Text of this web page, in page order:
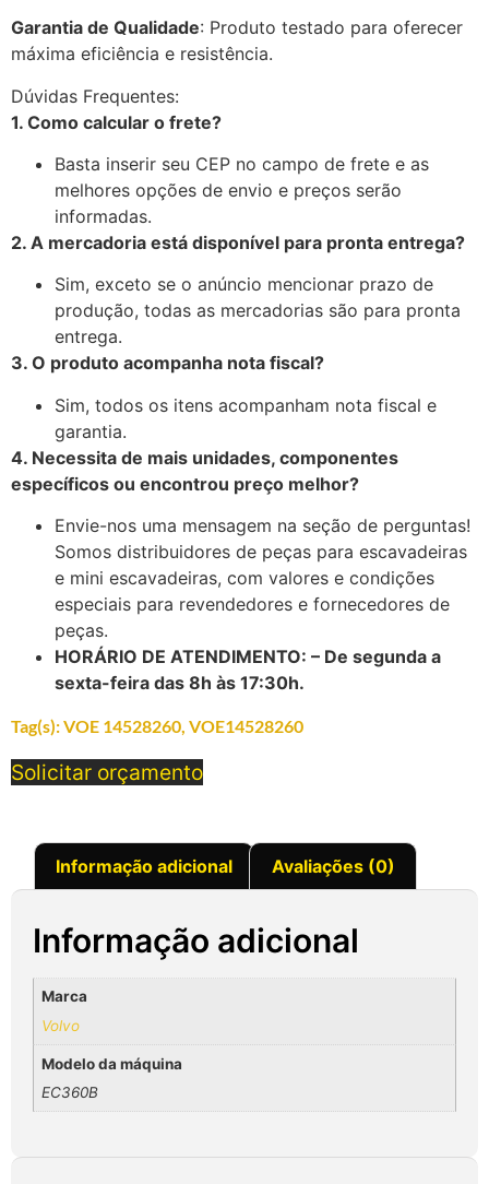
Garantia de Qualidade: Produto testado para oferecer
máxima eficiência e resistência.
Dúvidas Frequentes:
1. Como calcular o frete?
Basta inserir seu CEP no campo de frete e as
melhores opções de envio e preços serão
informadas.
2. A mercadoria está disponível para pronta entrega?
Sim, exceto se o anúncio mencionar prazo de
produção, todas as mercadorias são para pronta
entrega.
3. O produto acompanha nota fiscal?
Sim, todos os itens acompanham nota fiscal e
garantia.
4. Necessita de mais unidades, componentes
específicos ou encontrou preço melhor?
Envie-nos uma mensagem na seção de perguntas!
Somos distribuidores de peças para escavadeiras
e mini escavadeiras, com valores e condições
especiais para revendedores e fornecedores de
peças.
HORÁRIO DE ATENDIMENTO: – De segunda a
sexta-feira das 8h às 17:30h.
Tag(s):VOE 14528260, VOE14528260
Solicitar orçamento
Informação adicional Avaliações (0)
Informação adicional
Marca
Volvo
Modelo da máquina
EC360B